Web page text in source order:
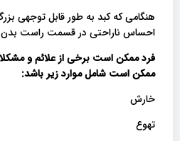
هنگامی که کبد به طور قابل توجهی
احساس ناراحتی در قسمت راست بدن
فرد ممکن است برخی از علائم و
ممکن است شامل موارد زیر باشد:
خارش
تهوع